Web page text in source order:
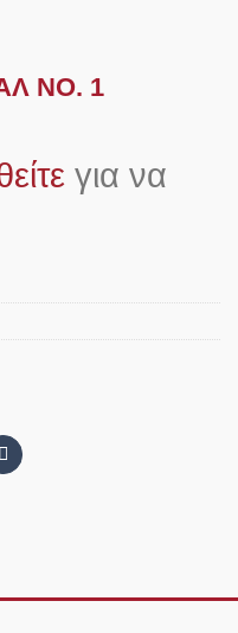
ΝΟ. 1
για να